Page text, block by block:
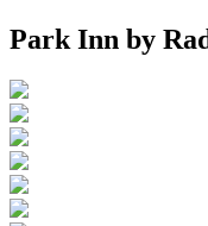
Park Inn by